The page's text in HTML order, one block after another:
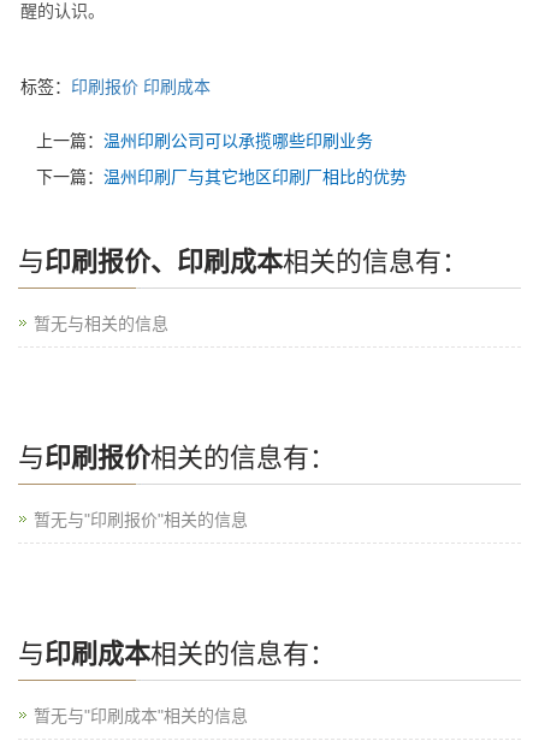
醒的认识。
标签： 印刷报价 印刷成本
上一篇： 温州印刷公司可以承揽哪些印刷业务
下一篇： 温州印刷厂与其它地区印刷厂相比的优势
与印刷报价、印刷成本相关的信息有：
暂无与相关的信息
与印刷报价相关的信息有：
暂无与"印刷报价"相关的信息
与印刷成本相关的信息有：
暂无与"印刷成本"相关的信息